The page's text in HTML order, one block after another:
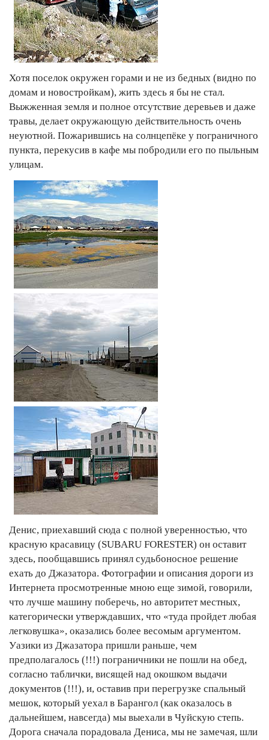
Хотя поселок окружен горами и не из бедных (видно по
домам и новостройкам), жить здесь я бы не стал.
Выжженная земля и полное отсутствие деревьев и даже
травы, делает окружающую действительность очень
неуютной. Пожарившись на солнцепёке у пограничного
пункта, перекусив в кафе мы побродили его по пыльным
улицам.
Денис, приехавший сюда с полной уверенностью, что
красную красавицу (SUBARU FORESTER) он оставит
здесь, пообщавшись принял судьбоносное решение
ехать до Джазатора. Фотографии и описания дороги из
Интернета просмотренные мною еще зимой, говорили,
что лучше машину поберечь, но авторитет местных,
категорически утверждавших, что «туда пройдет любая
легковушка», оказались более весомым аргументом.
Уазики из Джазатора пришли раньше, чем
предполагалось (!!!) пограничники не пошли на обед,
согласно таблички, висящей над окошком выдачи
документов (!!!), и, оставив при перегрузке спальный
мешок, который уехал в Барангол (как оказалось в
дальнейшем, навсегда) мы выехали в Чуйскую степь.
Дорога сначала порадовала Дениса, мы не замечая, шли